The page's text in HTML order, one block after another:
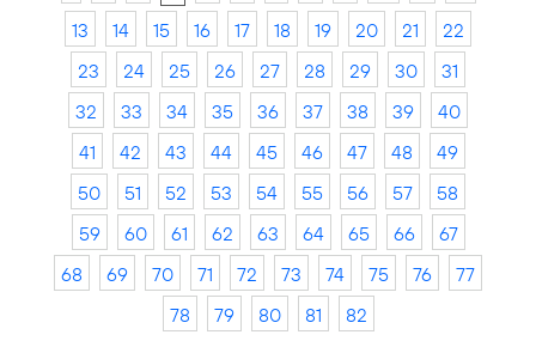
13
14 15 16 17 18 19 20 21
22
23
24 25 26 27 28 29 30
31
32
33 34 35 36 37 38 39
40
41
42 43 44 45 46 47 48
49
50
51 52 53 54 55 56 57
58
59
60 61 62 63 64 65 66
67
68
69 70 71 72 73 74 75 76
77
78
79 80 81 82